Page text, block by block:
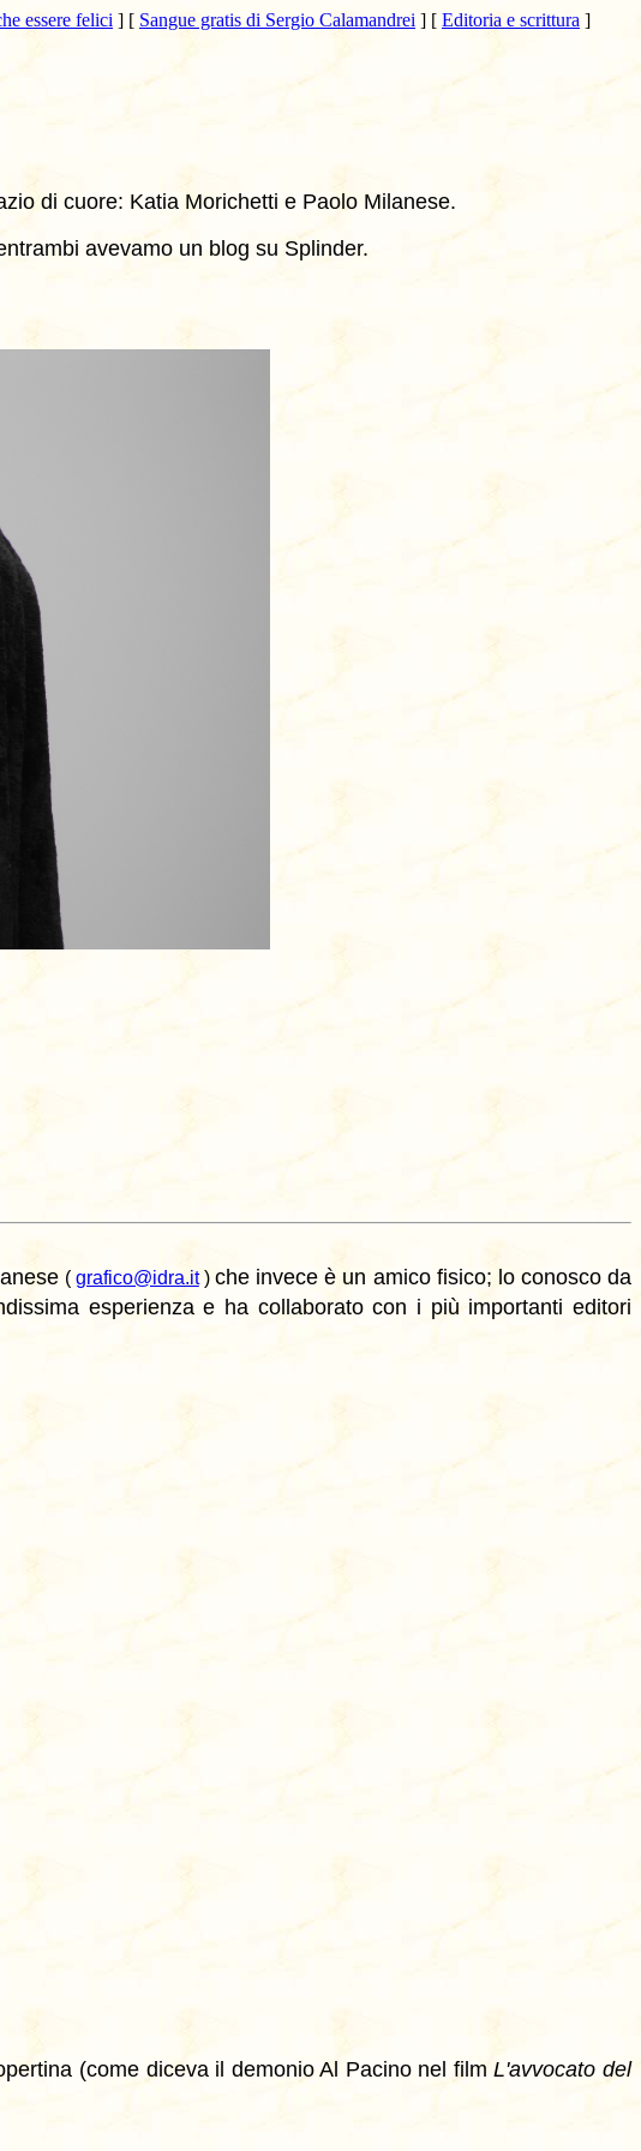
essere felici ] [ Sangue gratis di Sergio Calamandrei ] [ Editoria e scrittura ]
di cuore: Katia Morichetti e Paolo Milanese.
avevamo un blog su Splinder.
( grafico@idra.it)che invece è un amico fisico; lo conosco da
esperienza e ha collaborato con i più importanti editori
(come diceva il demonio Al Pacino nel filmL'avvocato del